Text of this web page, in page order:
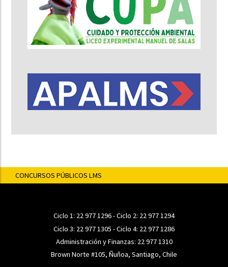
CONCURSOS PÚBLICOS LMS
Ciclo 1: 22 977 1296- Ciclo 2: 22 977 1294
Ciclo 3: 22 977 1305 - Ciclo 4: 22 977 1286
Administración y Finanzas: 22 977 1310
Brown Norte #105, Ñuñoa, Santiago, Chile